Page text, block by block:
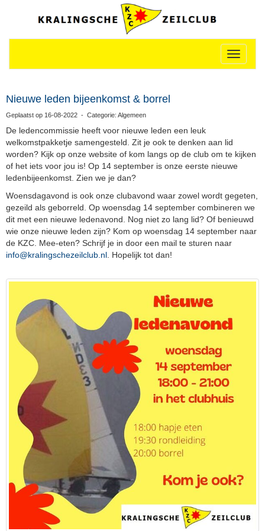
Toggle
Nieuwe leden bijeenkomst & borrel
Geplaatst op 16-08-2022 - Categorie: Algemeen
De ledencommissie heeft voor nieuwe leden een leuk
welkomstpakketje samengesteld. Zit je ook te denken aan lid
worden? Kijk op onze website of kom langs op de club om te kijken
of het iets voor jou is! Op 14 september is onze eerste nieuwe
ledenbijeenkomst. Zien we je dan?
Woensdagavond is ook onze clubavond waar zowel wordt gegeten,
gezeild als geborreld. Op woensdag 14 september combineren we
dit met een nieuwe ledenavond. Nog niet zo lang lid? Of benieuwd
wie onze nieuwe leden zijn? Kom op woensdag 14 september naar
de KZC. Mee-eten? Schrijf je in door een mail te sturen naar
info@kralingschezeilclub.nl . Hopelijk tot dan!